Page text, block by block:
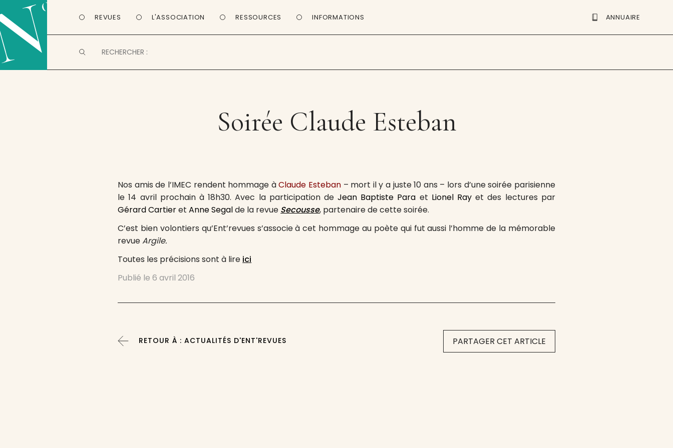
REVUES L'ASSOCIATION RESSOURCES INFORMATIONS ANNUAIRE
Soirée Claude Esteban
Nos amis de l’IMEC rendent hommage àClaude Esteban – mort il y a juste 10 ans – lors d’une soirée parisienne
le 14 avril prochain à 18h30. Avec la participation deJean Baptiste Para et Lionel Ray et des lectures par
Gérard CartieretAnne Segalde la revue Secousse, partenaire de cette soirée.
C’est bien volontiers qu’Ent’revues s’associe à cet hommage au poète qui fut aussi l’homme de la mémorable
revueArgile.
Toutes les précisions sont à lire ici
Publié le6 avril 2016
PARTAGER CET ARTICLE
RETOUR À : ACTUALITÉS D'ENT'REVUES